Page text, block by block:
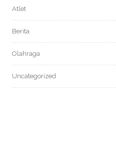
Atlet
Berita
Olahraga
Uncategorized